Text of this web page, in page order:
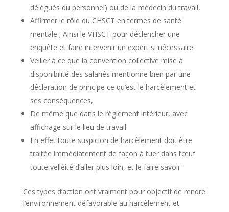
délégués du personnel) ou de la médecin du travail,
Affirmer le rôle du CHSCT en termes de santé
mentale ; Ainsi le VHSCT pour déclencher une
enquête et faire intervenir un expert si nécessaire
Veiller à ce que la convention collective mise à
disponibilité des salariés mentionne bien par une
déclaration de principe ce qu’est le harcèlement et
ses conséquences,
De même que dans le règlement intérieur, avec
affichage sur le lieu de travail
En effet toute suspicion de harcèlement doit être
traitée immédiatement de façon à tuer dans l’œuf
toute velléité d’aller plus loin, et le faire savoir
Ces types d’action ont vraiment pour objectif de rendre
l’environnement défavorable au harcèlement et